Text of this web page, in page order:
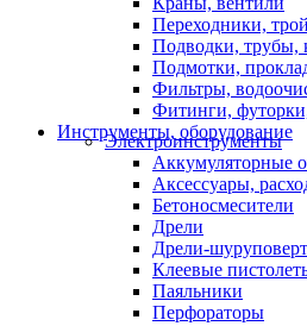
Переходники,
Подводки, трубы,
Подмотки,
Фильтры,
Фитинги,
Инструменты, оборудование
Электроинструменты
Аккумуляторные
Аксессуары,
Бетоносмесители
Дрели
Дрели-
Клеевые
Паяльники
Перфораторы